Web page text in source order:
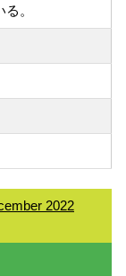
。
2022